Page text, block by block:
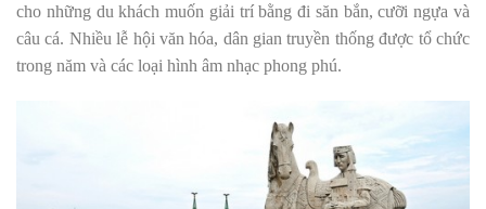
cho những du khách muốn giải trí bằng đi săn bắn, cưỡi ngựa và
câu cá. Nhiều lễ hội văn hóa, dân gian truyền thống được tổ chức
trong năm và các loại hình âm nhạc phong phú.